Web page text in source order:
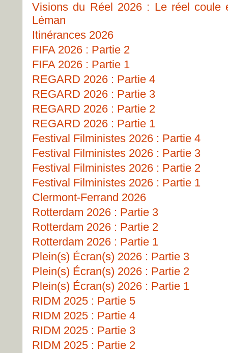
Visions du Réel 2026 : Le réel coule
Léman
Itinérances 2026
FIFA 2026 : Partie 2
FIFA 2026 : Partie 1
REGARD 2026 : Partie 4
REGARD 2026 : Partie 3
REGARD 2026 : Partie 2
REGARD 2026 : Partie 1
Festival Filministes 2026 : Partie 4
Festival Filministes 2026 : Partie 3
Festival Filministes 2026 : Partie 2
Festival Filministes 2026 : Partie 1
Clermont-Ferrand 2026
Rotterdam 2026 : Partie 3
Rotterdam 2026 : Partie 2
Rotterdam 2026 : Partie 1
Plein(s) Écran(s) 2026 : Partie 3
Plein(s) Écran(s) 2026 : Partie 2
Plein(s) Écran(s) 2026 : Partie 1
RIDM 2025 : Partie 5
RIDM 2025 : Partie 4
RIDM 2025 : Partie 3
RIDM 2025 : Partie 2